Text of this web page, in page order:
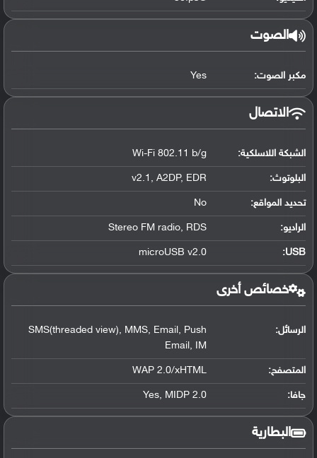
الصوت
مكبر الصوت: Yes
الاتصال
الشبكة اللاسلكية: Wi-Fi 802.11 b/g
البلوتوث:
v2.1, A2DP, EDR
تحديد المواقع:
No
الراديو: Stereo FM radio, RDS
USB
:
microUSB v2.0
خصائص أخرى
الرسائل:
SMS(threaded view), MMS, Email, Push
Email, IM
المتصفح: WAP 2.0/xHTML
جافا: Yes, MIDP 2.0
البطارية